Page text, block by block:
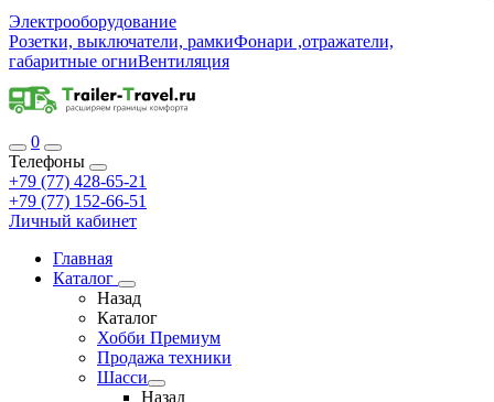
Электрооборудование
Розетки, выключатели, рамкиФонари ,отражатели,
габаритные огниВентиляция
0
Телефоны
+79 (77) 428-65-21
+79 (77) 152-66-51
Личный кабинет
Главная
Каталог
Назад
Каталог
Хобби Премиум
Продажа техники
Шасси
Назад